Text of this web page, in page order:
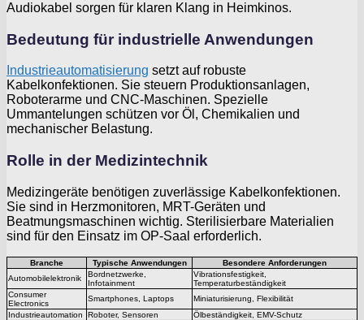
Audiokabel sorgen für klaren Klang in Heimkinos.
Bedeutung für industrielle Anwendungen
Industrieautomatisierung setzt auf robuste
Kabelkonfektionen. Sie steuern Produktionsanlagen,
Roboterarme und CNC-Maschinen. Spezielle
Ummantelungen schützen vor Öl, Chemikalien und
mechanischer Belastung.
Rolle in der Medizintechnik
Medizingeräte benötigen zuverlässige Kabelkonfektionen.
Sie sind in Herzmonitoren, MRT-Geräten und
Beatmungsmaschinen wichtig. Sterilisierbare Materialien
sind für den Einsatz im OP-Saal erforderlich.
Branche Typische Anwendungen
Besondere Anforderungen
Automobilelektronik
Bordnetzwerke,
Infotainment
Vibrationsfestigkeit,
Temperaturbeständigkeit
Consumer
Electronics
Smartphones, Laptops
Miniaturisierung, Flexibilität
Industrieautomation
Roboter, Sensoren
Ölbeständigkeit, EMV-Schutz